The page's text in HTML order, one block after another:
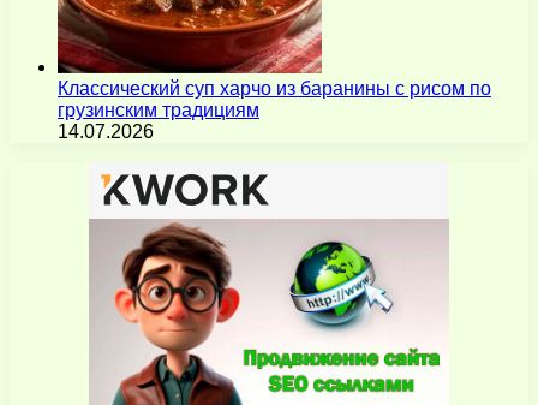
Классический суп харчо из баранины с рисом по
грузинским традициям
14.07.2026